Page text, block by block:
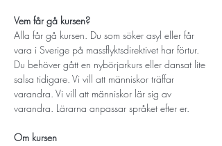
Vem får gå kursen?
Alla får gå kursen. Du som söker asyl eller får
vara i Sverige på massflyktsdirektivet har förtur.
Du behöver gått en nybörjarkurs eller dansat lite
salsa tidigare. Vi vill att människor träffar
varandra. Vi vill att människor lär sig av
varandra. Lärarna anpassar språket efter er.
Om kursen